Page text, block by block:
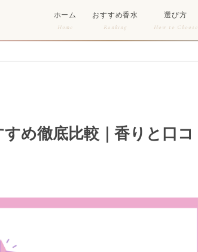
ホーム
Home
おすすめ香水
Ranking
選び方
How to Choose
め徹底比較｜香りと口コ